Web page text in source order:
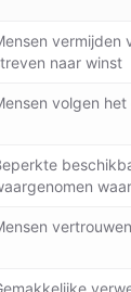
vermijden
naar winst
volgen